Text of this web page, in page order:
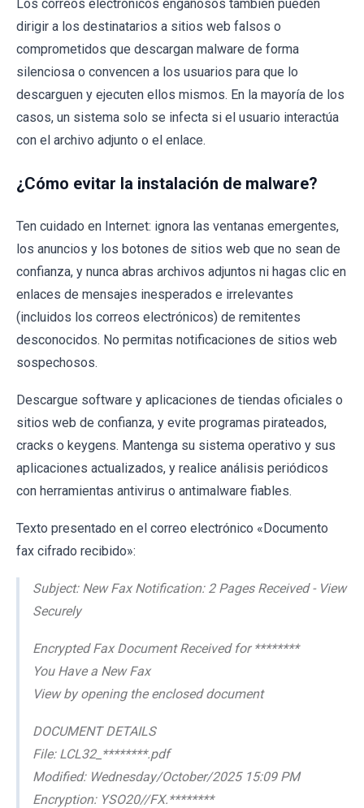
Los correos electrónicos engañosos también pueden
dirigir a los destinatarios a sitios web falsos o
comprometidos que descargan malware de forma
silenciosa o convencen a los usuarios para que lo
descarguen y ejecuten ellos mismos. En la mayoría de los
casos, un sistema solo se infecta si el usuario interactúa
con el archivo adjunto o el enlace.
¿Cómo evitar la instalación de malware?
Ten cuidado en Internet: ignora las ventanas emergentes,
los anuncios y los botones de sitios web que no sean de
confianza, y nunca abras archivos adjuntos ni hagas clic en
enlaces de mensajes inesperados e irrelevantes
(incluidos los correos electrónicos) de remitentes
desconocidos. No permitas notificaciones de sitios web
sospechosos.
Descargue software y aplicaciones de tiendas oficiales o
sitios web de confianza, y evite programas pirateados,
cracks o keygens. Mantenga su sistema operativo y sus
aplicaciones actualizados, y realice análisis periódicos
con herramientas antivirus o antimalware fiables.
Texto presentado en el correo electrónico «Documento
fax cifrado recibido»:
Subject: New Fax Notification: 2 Pages Received - View
Securely
Encrypted Fax Document Received for ********
You Have a New Fax
View by opening the enclosed document
DOCUMENT DETAILS
File: LCL32_********.pdf
Modified: Wednesday/October/2025 15:09 PM
Encryption: YSO20//FX.********